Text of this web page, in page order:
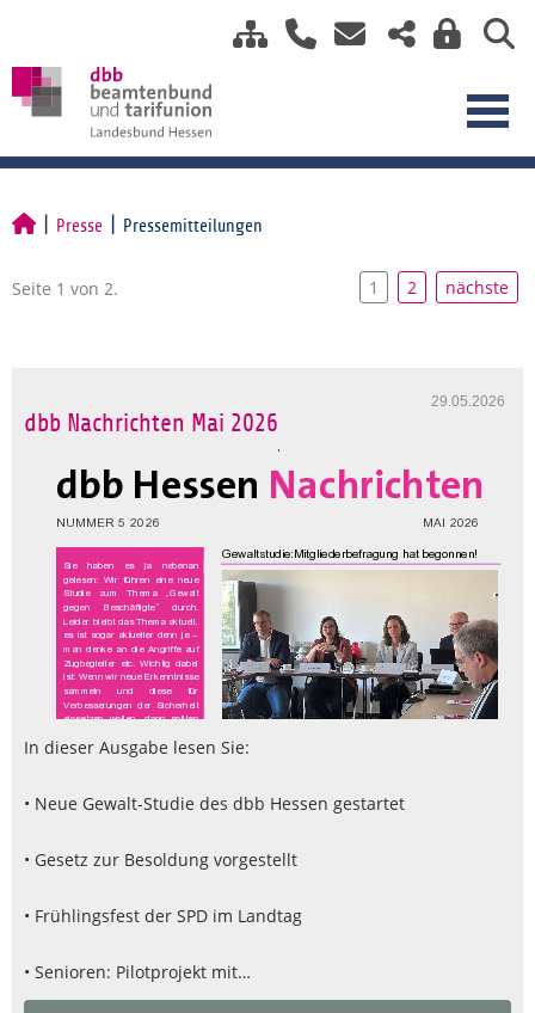
Presse Pressemitteilungen
Seite 1 von 2. 1 2 nächste
29.05.2026
dbb Nachrichten Mai 2026
In dieser Ausgabe lesen Sie:
• Neue Gewalt-Studie des dbb Hessen gestartet
• Gesetz zur Besoldung vorgestellt
• Frühlingsfest der SPD im Landtag
• Senioren: Pilotprojekt mit…